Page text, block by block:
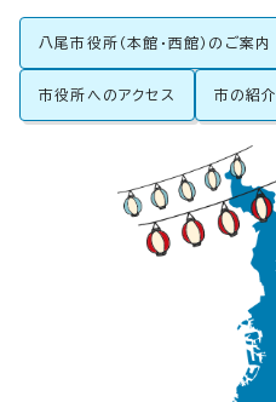
八尾市役所（本館・西館）のご案内
市役所へのアクセス 市の紹介